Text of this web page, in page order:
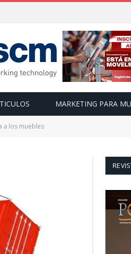
MARKETING PARA
a los muebles